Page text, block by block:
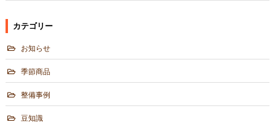
カテゴリー
お知らせ
季節商品
整備事例
豆知識